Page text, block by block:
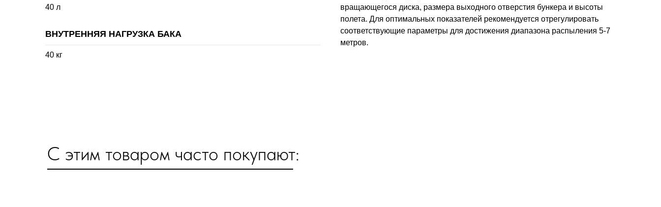
40 л
ВНУТРЕННЯЯ НАГРУЗКА БАКА
40 кг
вращающегося диска, размера выходного отверстия бункера и высоты
полета. Для оптимальных показателей рекомендуется отрегулировать
соответствующие параметры для достижения диапазона распыления 5-7
метров.
С этим товаром часто покупают: